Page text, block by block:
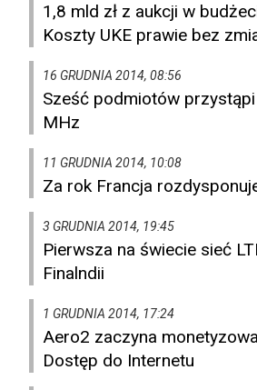
1,8 mld zł z aukcji w
Koszty UKE prawie bez
16 GRUDNIA 2014, 08:56
Sześć podmiotów
MHz
11 GRUDNIA 2014, 10:08
Za rok Francja
3 GRUDNIA 2014, 19:45
Pierwsza na świecie sieć
Finalndii
1 GRUDNIA 2014, 17:24
Aero2 zaczyna
Dostęp do Internetu